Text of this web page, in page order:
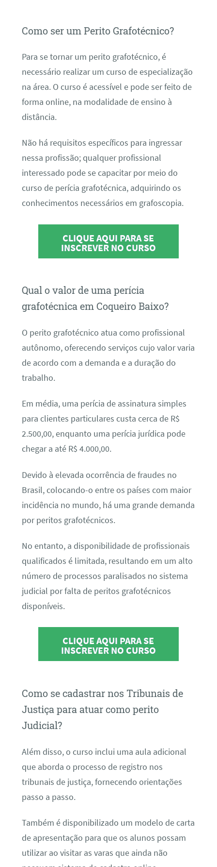
Como ser um Perito Grafotécnico?
Para se tornar um perito grafotécnico, é
necessário realizar um curso de especialização
na área. O curso é acessível e pode ser feito de
forma online, na modalidade de ensino à
distância.
Não há requisitos específicos para ingressar
nessa profissão; qualquer profissional
interessado pode se capacitar por meio do
curso de perícia grafotécnica, adquirindo os
conhecimentos necessários em grafoscopia.
CLIQUE AQUI PARA SE
INSCREVER NO CURSO
Qual o valor de uma perícia
grafotécnica em Coqueiro Baixo?
O perito grafotécnico atua como profissional
autônomo, oferecendo serviços cujo valor varia
de acordo com a demanda e a duração do
trabalho.
Em média, uma perícia de assinatura simples
para clientes particulares custa cerca de R$
2.500,00, enquanto uma perícia jurídica pode
chegar a até R$ 4.000,00.
Devido à elevada ocorrência de fraudes no
Brasil, colocando-o entre os países com maior
incidência no mundo, há uma grande demanda
por peritos grafotécnicos.
No entanto, a disponibilidade de profissionais
qualificados é limitada, resultando em um alto
número de processos paralisados no sistema
judicial por falta de peritos grafotécnicos
disponíveis.
CLIQUE AQUI PARA SE
INSCREVER NO CURSO
Como se cadastrar nos Tribunais de
Justiça para atuar como perito
Judicial?
Além disso, o curso inclui uma aula adicional
que aborda o processo de registro nos
tribunais de justiça, fornecendo orientações
passo a passo.
Também é disponibilizado um modelo de carta
de apresentação para que os alunos possam
utilizar ao visitar as varas que ainda não